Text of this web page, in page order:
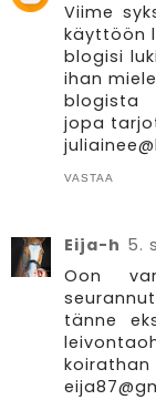
Viime
käyttöön
blogisi
ihan
blogista
jopa
VASTAA
Eija-h 5.
Oon
tänne
koirathan